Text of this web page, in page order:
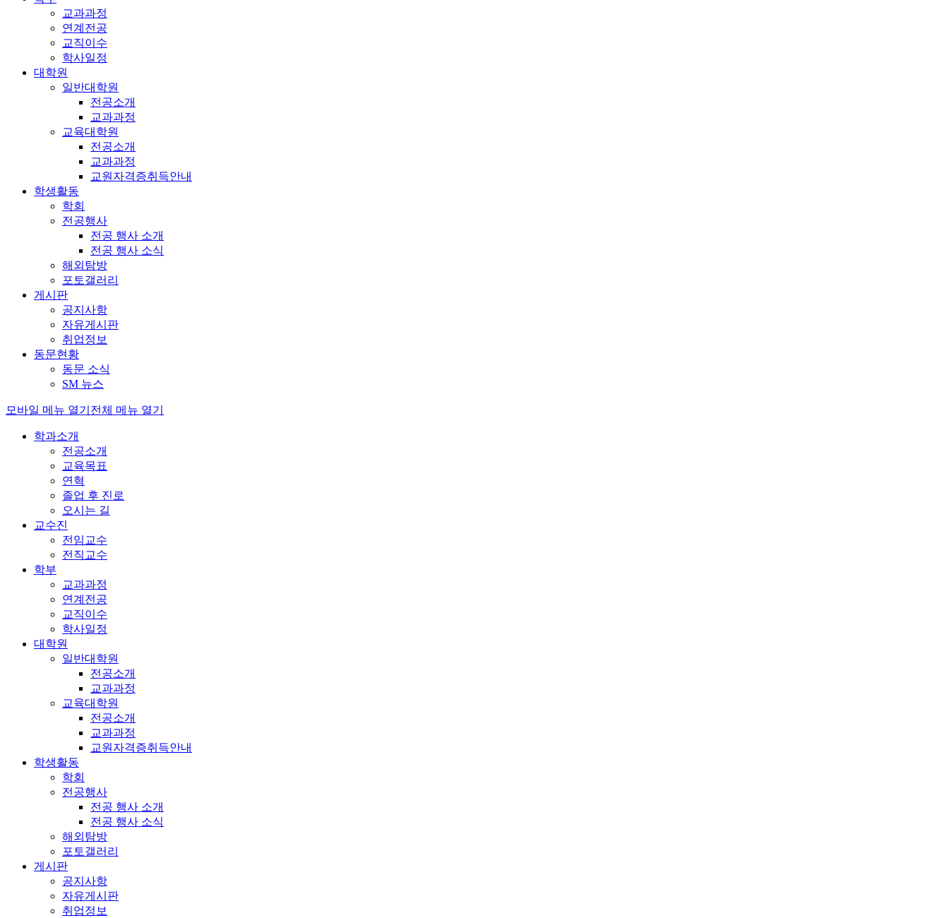
교과과정
연계전공
교직이수
학사일정
대학원
일반대학원
전공소개
교과과정
교육대학원
전공소개
교과과정
교원자격증취득안내
학생활동
학회
전공행사
전공 행사 소개
전공 행사 소식
해외탐방
포토갤러리
게시판
공지사항
자유게시판
취업정보
동문현황
동문 소식
SM 뉴스
모바일 메뉴 열기 전체 메뉴 열기
학과소개
전공소개
교육목표
연혁
졸업 후 진로
오시는 길
교수진
전임교수
전직교수
학부
교과과정
연계전공
교직이수
학사일정
대학원
일반대학원
전공소개
교과과정
교육대학원
전공소개
교과과정
교원자격증취득안내
학생활동
학회
전공행사
전공 행사 소개
전공 행사 소식
해외탐방
포토갤러리
게시판
공지사항
자유게시판
취업정보